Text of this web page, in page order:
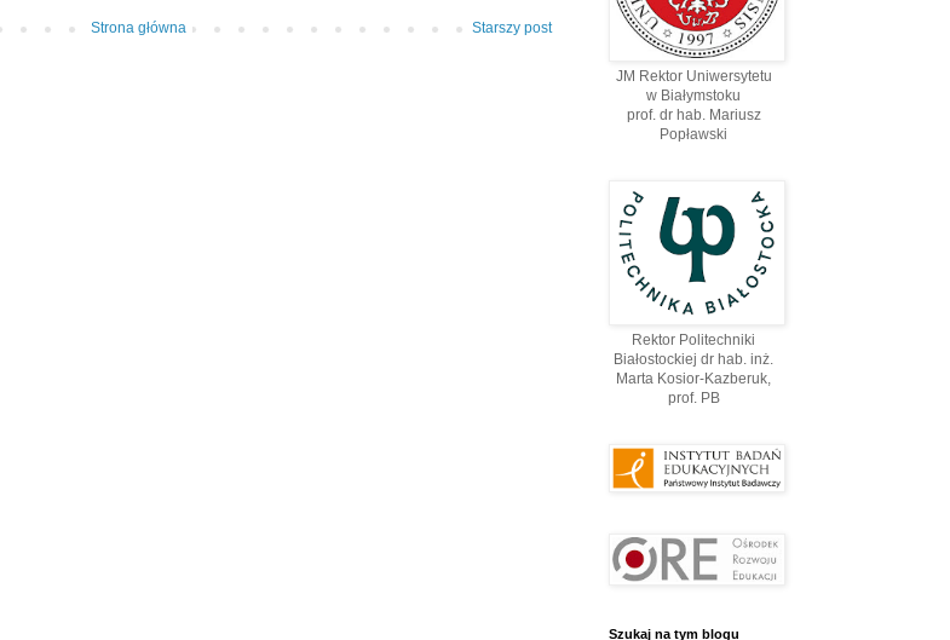
Starszy post
Strona główna
JM Rektor Uniwersytetu
w Białymstoku
prof. dr hab. Mariusz
Popławski
Rektor Politechniki
Białostockiej dr hab. inż.
Marta Kosior-Kazberuk,
prof. PВ
Szukaj na tym blogu